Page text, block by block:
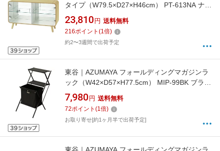
タイプ（W79.5×D27×H46cm） PT-613NA ナチ
ュラル
23,810 円 送料無料
216ポイント (1倍)
約2〜3週間で出荷予定
東谷｜AZUMAYA フォールディングマガジンラ
ック（W42×D57×H77.5cm） MIP-99BK ブラッ
ク【キャンセル・返品不可】
7,980 円 送料無料
72ポイント (1倍)
お取り寄せ[約1ヶ月半で出荷予定]